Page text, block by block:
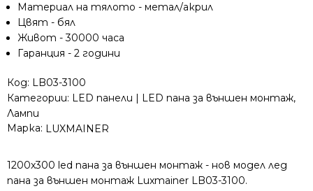
Материал на тялото - метал/акрил
Цвят - бял
Живот - 30000 часа
Гаранция - 2 години
Код: LB03-3100
Категории: LED панели | LED пана за външен монтаж,
Лампи
Марка: LUXMAINER
1200x300 led пана за външен монтаж - нов модел лед
пана за външен монтаж Luxmainer LB03-3100.